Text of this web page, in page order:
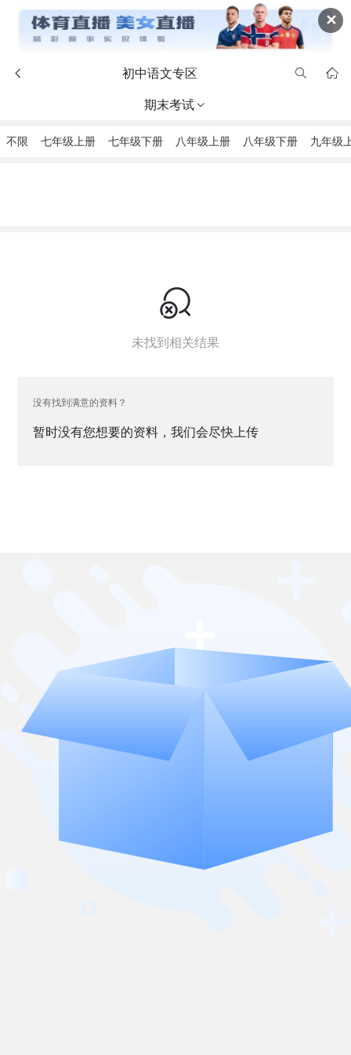
✕
 初中语文专区  
期末考试
不限 七年级上册 七年级下册 八年级上册 八年级下册 九年级

未找到相关结果
没有找到满意的资料？
暂时没有您想要的资料，我们会尽快上传